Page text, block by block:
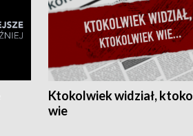
Ktokolwiek widział,
wie